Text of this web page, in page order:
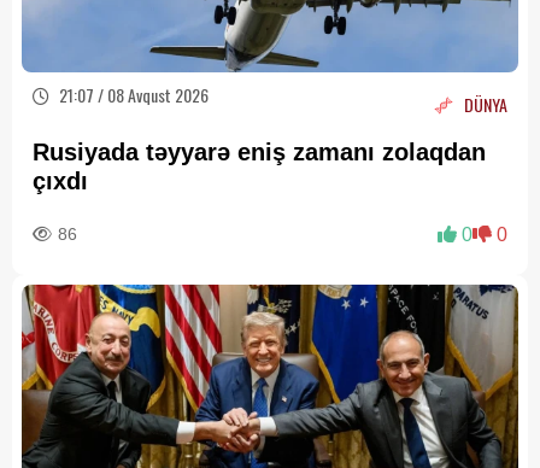
21:07 / 08 Avqust 2026 DÜNYA
Rusiyada təyyarə eniş zamanı zolaqdan
çıxdı
86 0 0